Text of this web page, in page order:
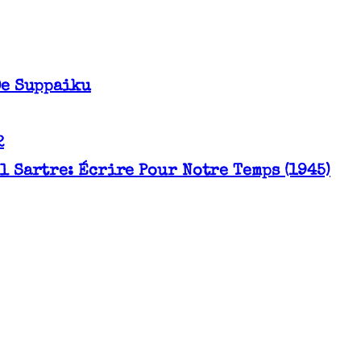
Suppaiku
Sartre: Écrire Pour Notre Temps (1945)